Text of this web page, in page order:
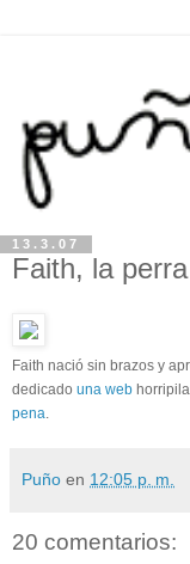
13.3.07
Faith, la
Faith nació sin brazos y
dedicado una web
pena.
Puño en 12:05 p. m.
20 comentarios: